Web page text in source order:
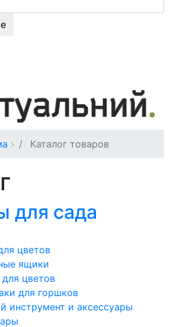
Каталог товаров
для сада
цветов
ящики
цветов
для горшков
инструмент и аксессуары